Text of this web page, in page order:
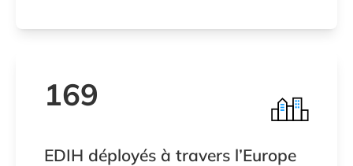
169
EDIH déployés à travers l’Europe